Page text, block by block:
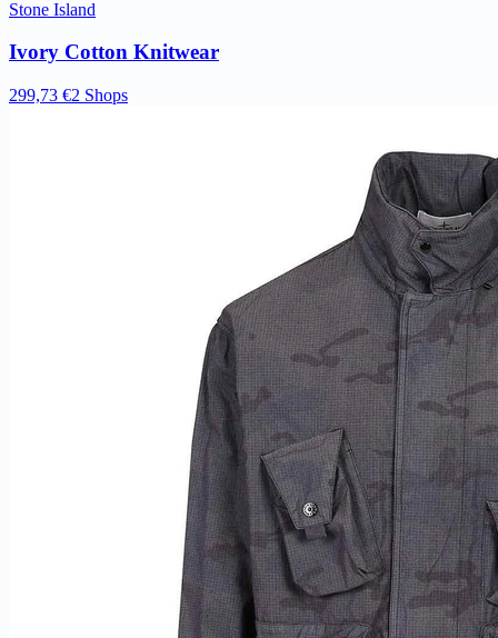
Stone Island
Ivory Cotton Knitwear
299,73 €2 Shops